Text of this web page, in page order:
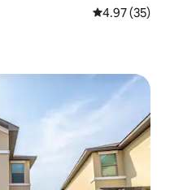
從 35 則評價
4.97 (35)